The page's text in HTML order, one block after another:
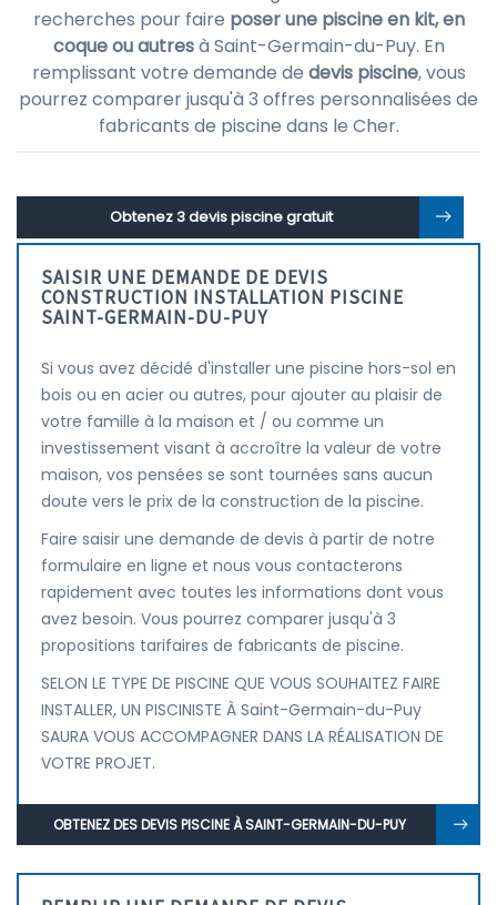
recherches pour faire poser une piscine en kit, en
coque ou autresà Saint-Germain-du-Puy. En
remplissant votre demande de devis piscine, vous
pourrez comparer jusqu'à 3 offres personnalisées de
fabricants de piscine dans le Cher.
Obtenez 3 devis piscine gratuit
SAISIR UNE DEMANDE DE DEVIS
CONSTRUCTION INSTALLATION PISCINE
SAINT-GERMAIN-DU-PUY
Si vous avez décidé d'installer une piscine hors-sol en
bois ou en acier ou autres, pour ajouter au plaisir de
votre famille à la maison et / ou comme un
investissement visant à accroître la valeur de votre
maison, vos pensées se sont tournées sans aucun
doute vers le prix de la construction de la piscine.
Faire saisir une demande de devis à partir de notre
formulaire en ligne et nous vous contacterons
rapidement avec toutes les informations dont vous
avez besoin. Vous pourrez comparer jusqu'à 3
propositions tarifaires de fabricants de piscine.
SELON LE TYPE DE PISCINE QUE VOUS SOUHAITEZ FAIRE
INSTALLER, UN PISCINISTE À Saint-Germain-du-Puy
SAURA VOUS ACCOMPAGNER DANS LA RÉALISATION DE
VOTRE PROJET.
OBTENEZ DES DEVIS PISCINE À SAINT-GERMAIN-DU-PUY